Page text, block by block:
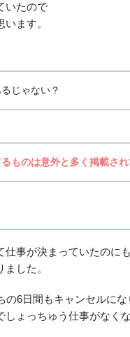
いたので
ます。
じゃない？
ものは意外と多く掲載さ
事が決まっていたのに
した。
6日間もキャンセルに
ょっちゅう仕事がなく